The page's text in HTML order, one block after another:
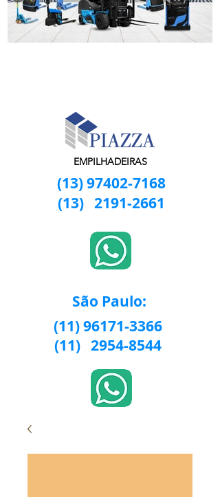
EMPILHADEIRAS
(13) 97402-7168
(13) 2191-2661
São Paulo:
(11) 96171-3366
(11) 2954-8544